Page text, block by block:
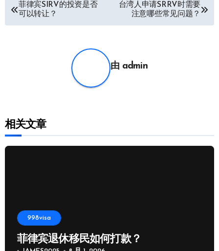
菲律宾SIRV的投资是否
可以转让？
台湾人申请SRRV时需要
注意哪些常见问题？
由 admin
相关文章
998visa
菲律宾退休移民如何打款？